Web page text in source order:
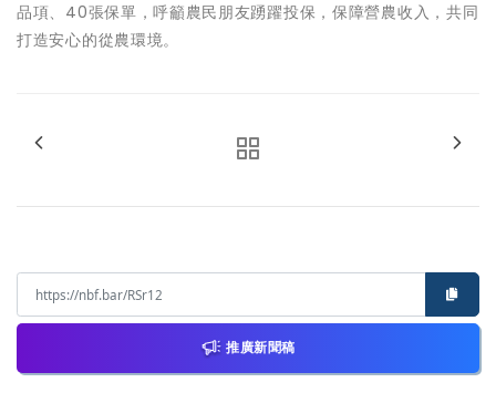
品項、40張保單，呼籲農民朋友踴躍投保，保障營農收入，共同
打造安心的從農環境。
推廣新聞稿